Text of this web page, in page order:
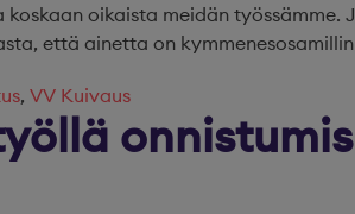
oikaista meidän työssämme.
että ainetta on
, VV Kuivaus